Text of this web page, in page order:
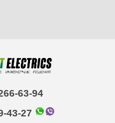
63-94
43-27